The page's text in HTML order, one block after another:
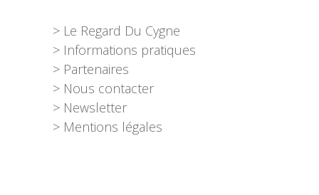
> Le Regard Du Cygne
> Informations pratiques
> Partenaires
> Nous contacter
> Newsletter
> Mentions légales